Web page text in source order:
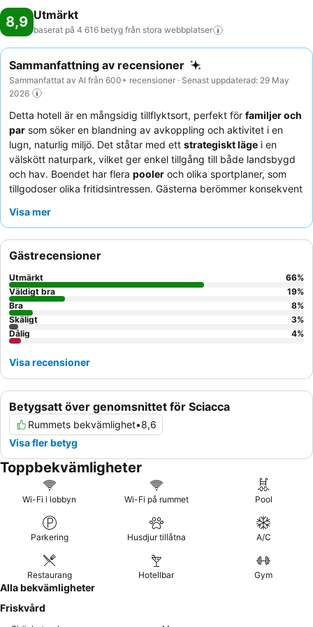
8,9 Utmärkt
baserat på 4 616 betyg från stora webbplatser
Sammanfattning av recensioner
Sammanfattat av AI från 600+ recensioner · Senast uppdaterad: 29 May
2026
Detta hotell är en mångsidig tillflyktsort, perfekt för familjer och
par som söker en blandning av avkoppling och aktivitet i en
lugn, naturlig miljö. Det ståtar med ett strategiskt läge i en
välskött naturpark, vilket ger enkel tillgång till både landsbygd
och hav. Boendet har flera pooler och olika sportplaner, som
tillgodoser olika fritidsintressen. Gästerna berömmer konsekvent
matutbudet, särskilt den
gästerna överväga att begära ett rum bort från högtrafikerade
områden på grund av enstaka problem med ljudisolering i vissa
boenden.
Visa mer
Betygsatt över genomsnittet för Sciacca
Rummets bekvämlighet•8,6
Visa fler betyg
Gästrecensioner
Utmärkt 66%
Väldigt bra
19%
Bra
8%
Skäligt
3%
Dålig
4%
Visa recensioner
Toppbekvämligheter
Wi-Fi i lobbyn Wi-Fi på rummet Pool
Parkering Husdjur tillåtna A/C
Restaurang Hotellbar Gym
Alla bekvämligheter
Friskvård